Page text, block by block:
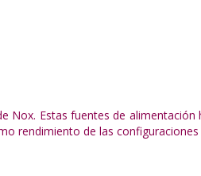
Nox. Estas fuentes de
rendimiento de las